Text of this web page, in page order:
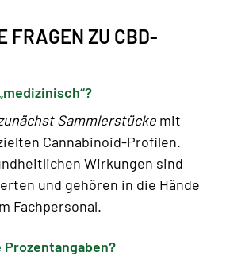
FRAGEN ZU CBD-
Sammlerstücke mit
Cannabinoid-Profilen.
Wirkungen sind
und gehören in die Hände
Fachpersonal.